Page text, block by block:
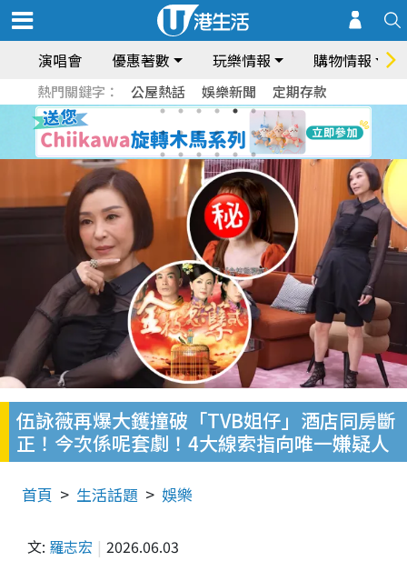
演唱會 優惠著數 玩樂情報 購物情報
熱門關鍵字： 公屋熱話 娛樂新聞 定期存款
伍詠薇再爆大鑊撞破「TVB姐仔」酒店同房斷
正！今次係呢套劇！4大線索指向唯一嫌疑人
首頁 生活話題 娛樂
文: 羅志宏 2026.06.03